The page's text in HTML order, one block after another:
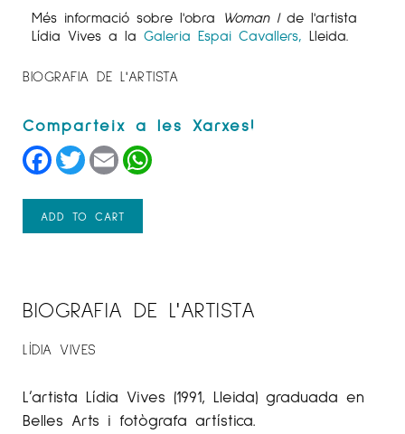
Més informació sobre l'obra
Woman Ide l'artista
Lídia Vives a la Galeria Espai Cavallers, Lleida.
BIOGRAFIA DE L'ARTISTA
Facebook
TwitterEmail
ADD TO CART
BIOGRAFIA DE L'ARTISTA
LÍDIA VIVES
L’artista Lídia Vives (1991, Lleida) graduada en
Belles Arts i fotògrafa artística.